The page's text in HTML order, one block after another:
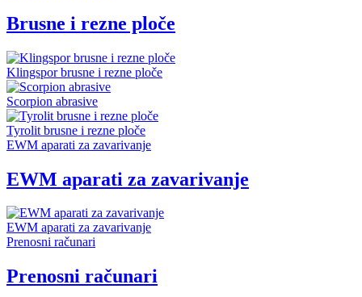
Brusne i rezne ploče
Klingspor brusne i rezne ploče
Scorpion abrasive
Tyrolit brusne i rezne ploče
EWM aparati za zavarivanje
EWM aparati za zavarivanje
EWM aparati za zavarivanje
Prenosni računari
Prenosni računari